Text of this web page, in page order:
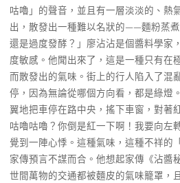
咕嚕」的聲音，並且有一層淡淡的、熱
出，散發出一種難以名狀的——麵粉蒸
還是過度發酵？」廖沾沾是個醬料學家
度敏感。他聞出來了，這是一種只有在
而散發出的氣味。街上的行人陷入了混
停，因為無論從哪個方向看，都是綠燈
翼地把車停在路中央，搖下車窗，對著
咕嚕咕嚕？你倒是紅一下啊！我要向左
覺到一陣心悸。這種氣味，這種不祥的
家傳預言不謀而合。他想起家傳《沾醬
世間萬物的交通都被麵皮的氣味籠罩，